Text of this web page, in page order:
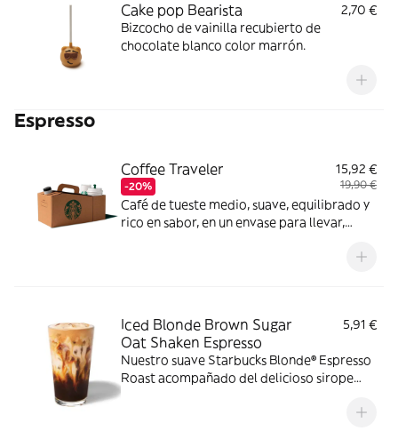
Cake pop Bearista
2,70 €
Bizcocho de vainilla recubierto de
chocolate blanco color marrón.
Espresso
Coffee Traveler
-20%
15,92 €
19,90 €
Café de tueste medio, suave, equilibrado y
rico en sabor, en un envase para llevar,
Iced Blonde Brown Sugar
Oat Shaken Espresso
5,91 €
Nuestro suave Starbucks Blonde® Espresso
Roast acompañado del delicioso sirope